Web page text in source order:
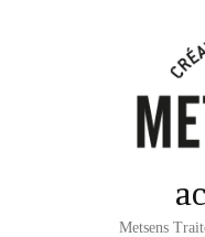
Metsens